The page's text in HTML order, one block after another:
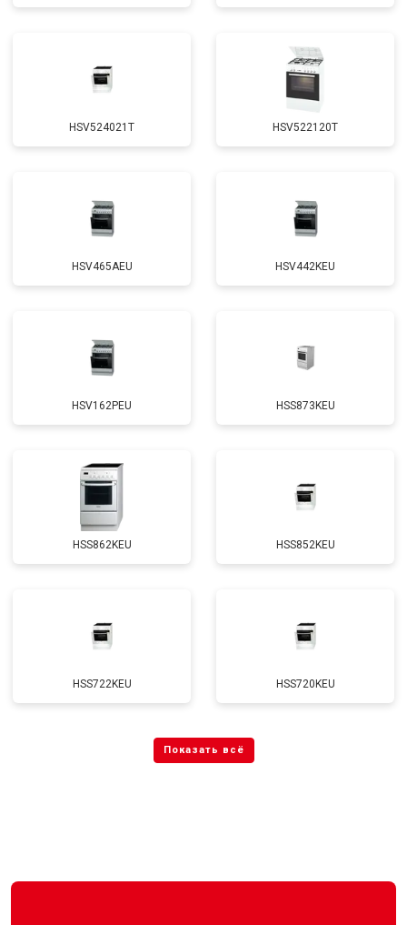
HSV524021T HSV522120T
HSV465AEU HSV442KEU
HSV162PEU HSS873KEU
HSS862KEU HSS852KEU
HSS722KEU HSS720KEU